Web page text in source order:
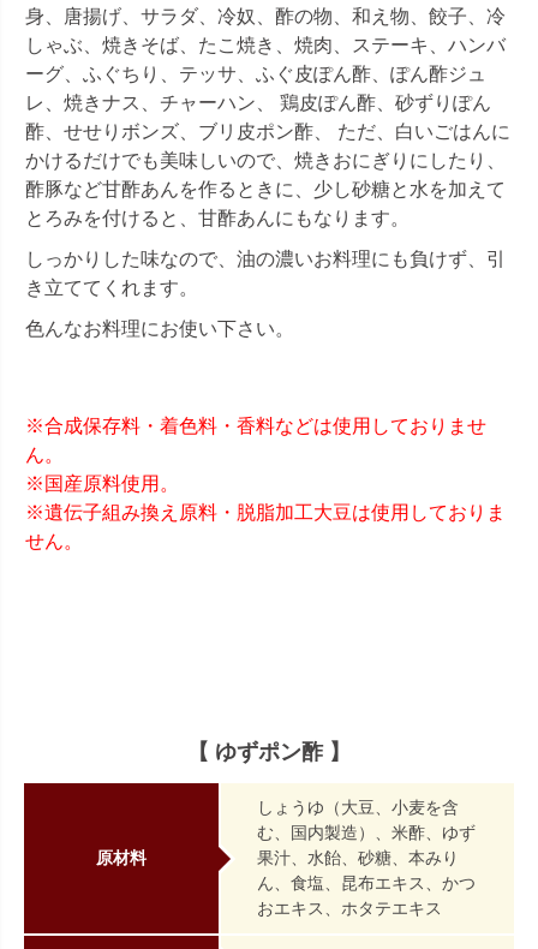
身、唐揚げ、サラダ、冷奴、酢の物、和え物、餃子、冷
しゃぶ、焼きそば、たこ焼き、焼肉、ステーキ、ハンバ
ーグ、ふぐちり、テッサ、ふぐ皮ぽん酢、ぽん酢ジュ
レ、焼きナス、チャーハン、 鶏皮ぽん酢、砂ずりぽん
酢、せせりボンズ、ブリ皮ポン酢、 ただ、白いごはんに
かけるだけでも美味しいので、焼きおにぎりにしたり、
酢豚など甘酢あんを作るときに、少し砂糖と水を加えて
とろみを付けると、甘酢あんにもなります。
しっかりした味なので、油の濃いお料理にも負けず、引
き立ててくれます。
色んなお料理にお使い下さい。
※合成保存料・着色料・香料などは使用しておりませ
ん。
※国産原料使用。
※遺伝子組み換え原料・脱脂加工大豆は使用しておりま
せん。
【 ゆずポン酢 】
原材料
しょうゆ（大豆、小麦を含
む、国内製造）、米酢、ゆず
果汁、水飴、砂糖、本みり
ん、食塩、昆布エキス、かつ
おエキス、ホタテエキス